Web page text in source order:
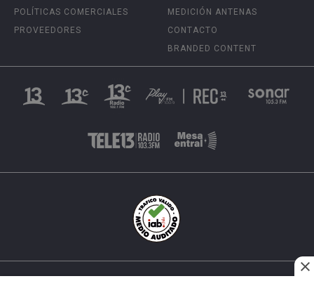
POLÍTICAS COMERCIALES
PROVEEDORES
MEDICIÓN ANTENAS
CONTACTO
BRANDED CONTENT